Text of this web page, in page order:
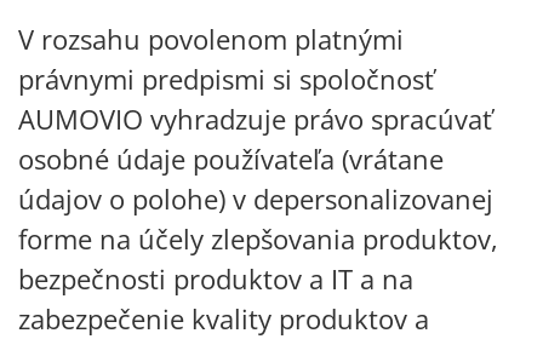
V rozsahu povolenom platnými
právnymi predpismi si spoločnosť
AUMOVIO vyhradzuje právo spracúvať
osobné údaje používateľa (vrátane
údajov o polohe) v depersonalizovanej
forme na účely zlepšovania produktov,
bezpečnosti produktov a IT a na
zabezpečenie kvality produktov a